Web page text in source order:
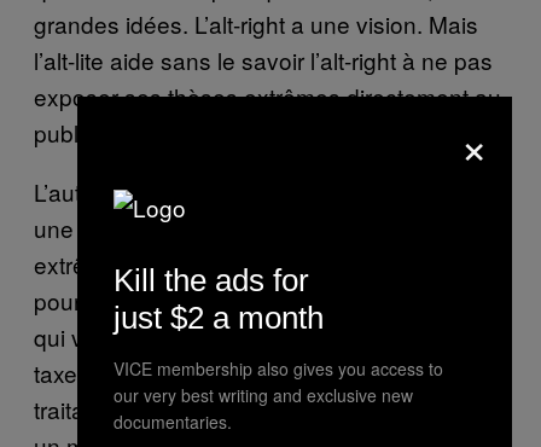
grandes idées. L’alt-right a une vision. Mais
l’alt-lite aide sans le savoir l’alt-right à ne pas
exposer ses thèses extrêmes directement au
public. »
L’auteur ajoute que Pepe the Frog est devenu
une forme d’expression de la politique
extrême. « L’alt-lite est un mouvement idéal
pour beaucoup de militants d’extrême droite,
qui voulaient juste troller, mais pouvaient
taxer de bien-pensant toute personne les
traitant de fascistes », ajoute Nagle. « Mais à
×
Kill the ads for
just $2 a month
VICE membership also gives you access to
our very best writing and exclusive new
documentaries.